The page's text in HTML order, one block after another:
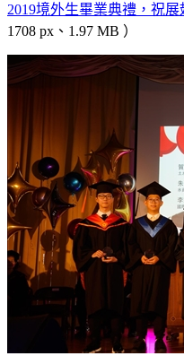
2019境外生畢業典禮，祝
1708 px、1.97 MB ）